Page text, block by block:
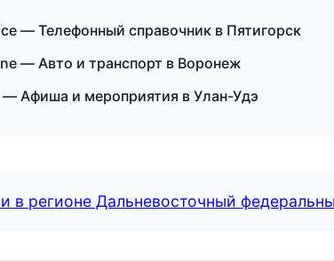
— Телефонный справочник в Пятигорск
— Авто и транспорт в Воронеж
Афиша и мероприятия в Улан-Удэ
в регионе Дальневосточный